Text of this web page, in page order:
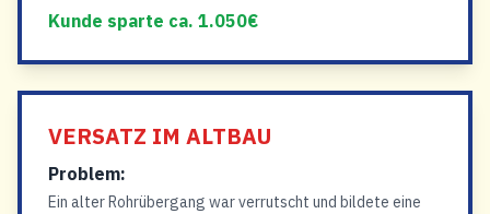
Kunde sparte ca. 1.050€
VERSATZ IM ALTBAU
Problem:
Ein alter Rohrübergang war verrutscht und bildete eine